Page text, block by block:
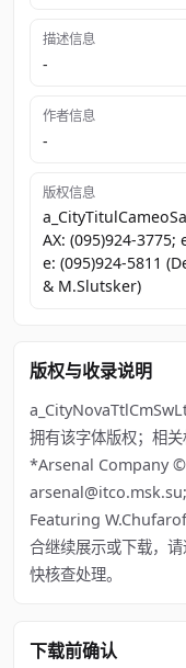
描述信息
-
作者信息
-
版权信息
AX: (095)924-
e: (095)924-5811
& M.Slutsker)
版权与收录说明
拥有该字体版权；相
*Arsenal Company ©
Featuring
合继续展示或下载，
快核查处理。
下载前确认